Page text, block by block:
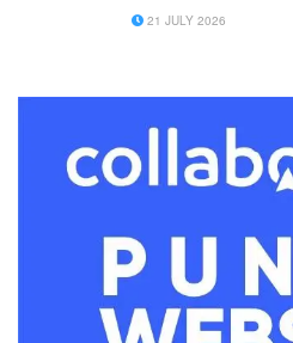
21 JULY 2026